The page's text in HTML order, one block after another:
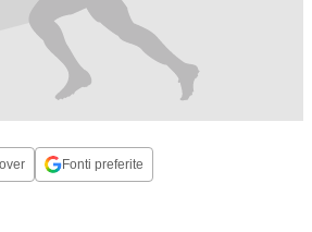
Fonti preferite